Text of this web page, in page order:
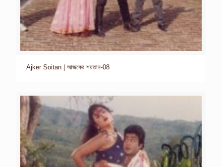
Ajker Soitan | আজকের শয়তান-08